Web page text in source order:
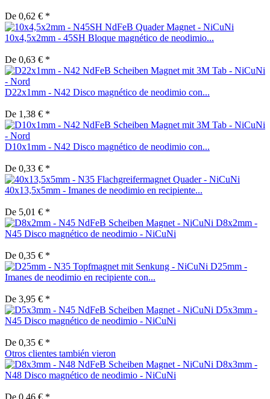
De 0,62 € *
10x4,5x2mm - 45SH Bloque magnético de neodimio...
De 0,63 € *
D22x1mm - N42 Disco magnético de neodimio con...
De 1,38 € *
D10x1mm - N42 Disco magnético de neodimio con...
De 0,33 € *
40x13,5x5mm - Imanes de neodimio en recipiente...
De 5,01 € *
D8x2mm -
N45 Disco magnético de neodimio - NiCuNi
De 0,35 € *
D25mm -
Imanes de neodimio en recipiente con...
De 3,95 € *
D5x3mm -
N45 Disco magnético de neodimio - NiCuNi
De 0,35 € *
Otros clientes también vieron
D8x3mm -
N48 Disco magnético de neodimio - NiCuNi
De 0,46 € *